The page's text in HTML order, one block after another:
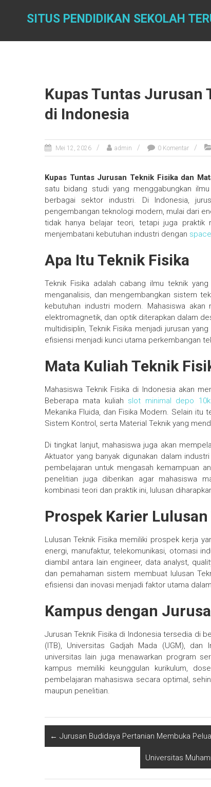
SITUS PENDIDIKAN SEKOLAH
Kupas Tuntas Jurusan
di Indonesia
Mei 12, 2026 admin 0 Komentar
Kupas Tuntas Jurusan Teknik Fisika dan
satu bidang studi yang menggabungkan
berbagai sektor industri. Di Indonesia,
pengembangan teknologi modern, mulai dari
tidak hanya belajar teori, tetapi juga praktik
menjembatani kebutuhan industri dengan
Apa Itu Teknik Fisika
Teknik Fisika adalah cabang ilmu teknik
menganalisis, dan mengembangkan sistem
kebutuhan industri modern. Mahasiswa
elektromagnetik, dan optik diterapkan dalam
multidisiplin, Teknik Fisika menjadi jurusan
efisiensi menjadi kunci utama perkembangan
Mata Kuliah Teknik
Mahasiswa Teknik Fisika di Indonesia akan
Beberapa mata kuliah slot minimal depo 10k
Mekanika Fluida, dan Fisika Modern. Selain itu
Sistem Kontrol, serta Material Teknik yang
Di tingkat lanjut, mahasiswa juga akan
Aktuator yang banyak digunakan dalam
pembelajaran untuk mengasah kemampuan
penelitian juga diberikan agar mahasiswa
kombinasi teori dan praktik ini, lulusan
Prospek Karier
Lulusan Teknik Fisika memiliki prospek kerja
energi, manufaktur, telekomunikasi, otomasi
diambil antara lain engineer, data analyst,
dan pemahaman sistem membuat lulusan
efisiensi dan inovasi menjadi faktor utama
Kampus dengan
Jurusan Teknik Fisika di Indonesia tersedia di
(ITB), Universitas Gadjah Mada (UGM),
universitas lain juga menawarkan program
kampus memiliki keunggulan kurikulum,
pembelajaran mahasiswa secara optimal,
maupun penelitian.
← Jurusan Budidaya Pertanian Membuka
Universitas